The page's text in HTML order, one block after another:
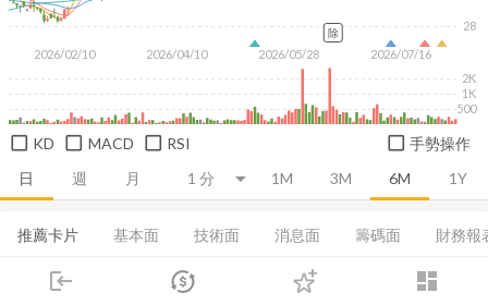
login dashboard
市場 登入
日 週 月 1M 3M 6M 1Y
2026/02/10 2026/04/10 2026/05/28 2026/07/16
28
500
1K
2K
除
KD MACD RSI 手勢操作
推薦卡片 基本面 技術面 消息面 籌碼面 財務報
集保分布 基本概況 股利政策